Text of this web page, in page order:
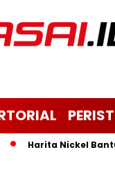
Nickel Bantu